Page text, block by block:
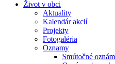
Život v obci
Aktuality
Kalendár akcií
Projekty
Fotogaléria
Oznamy
Smútočné